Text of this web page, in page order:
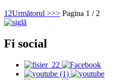
1 2Următorul >>> Pagina 1 / 2
Fi social